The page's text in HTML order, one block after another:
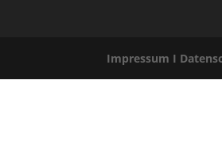
Impressum I